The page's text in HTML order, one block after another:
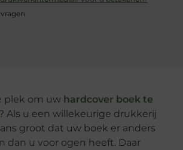
plek om uw hardcover boek te
Als u een willekeurige drukkerij
groot dat uw boek er anders
dan u voor ogen heeft. Daar